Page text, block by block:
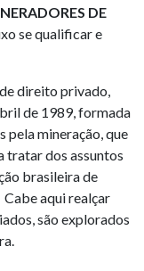
DE
se qualificar e
direito privado,
de 1989, formada
pela mineração, que
tratar dos assuntos
brasileira de
aqui realçar
são explorados